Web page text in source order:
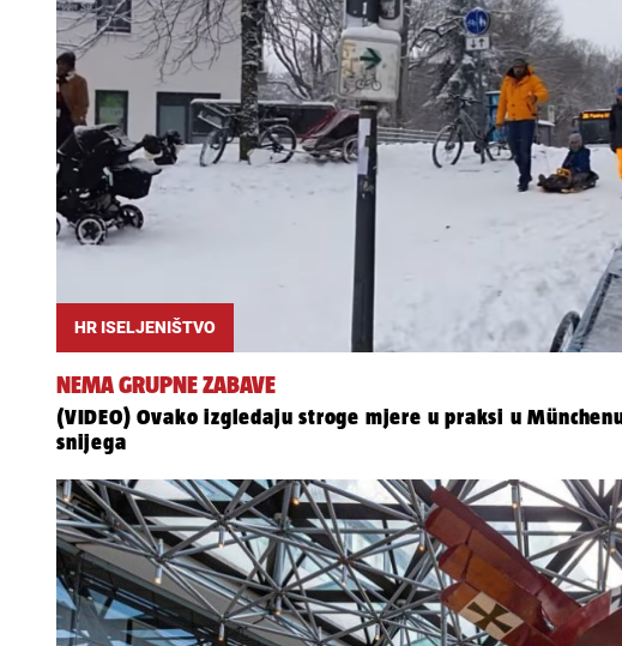
HR ISELJENIŠTVO
NEMA GRUPNE ZABAVE
(VIDEO) Ovako izgledaju stroge mjere u praksi u
snijega